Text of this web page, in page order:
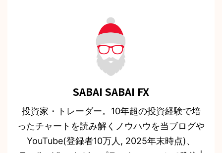
SABAI SABAI FX
投資家・トレーダー。10年超の投資経験で培
ったチャートを読み解くノウハウを当ブログや
YouTube(登録者10万人, 2025年末時点)、